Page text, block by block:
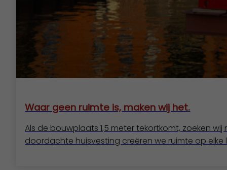
Waar geen ruimte is, maken wij het.
Als de bouwplaats 1,5 meter tekortkomt, zoeken
doordachte huisvesting creëren we ruimte op elke